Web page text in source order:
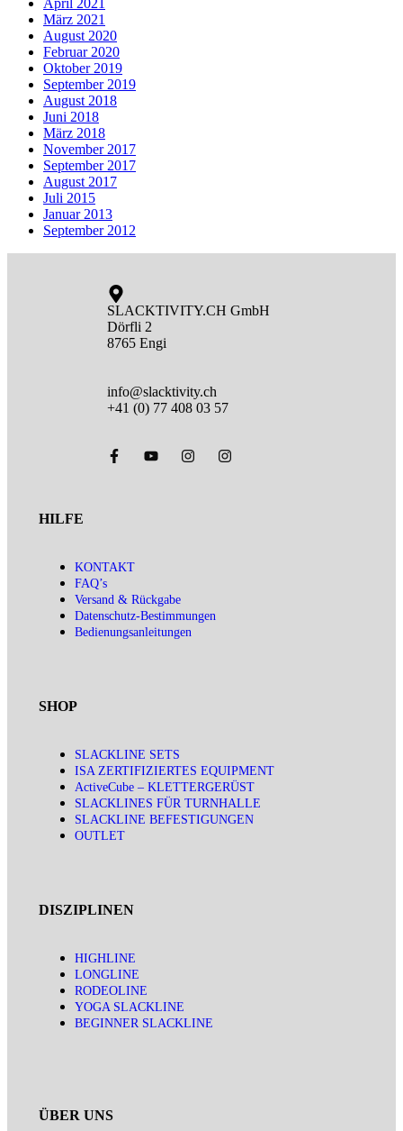
März 2021
August 2020
Februar 2020
Oktober 2019
September 2019
August 2018
Juni 2018
März 2018
November 2017
September 2017
August 2017
Juli 2015
Januar 2013
September 2012
SLACKTIVITY.CH GmbH
Dörfli 2
8765 Engi
info@slacktivity.ch
+41 (0) 77 408 03 57
HILFE
KONTAKT
FAQ’s
Versand & Rückgabe
Datenschutz-Bestimmungen
Bedienungsanleitungen
SHOP
SLACKLINE SETS
ISA ZERTIFIZIERTES EQUIPMENT
ActiveCube – KLETTERGERÜST
SLACKLINES FÜR TURNHALLE
SLACKLINE BEFESTIGUNGEN
OUTLET
DISZIPLINEN
HIGHLINE
LONGLINE
RODEOLINE
YOGA SLACKLINE
BEGINNER SLACKLINE
ÜBER UNS